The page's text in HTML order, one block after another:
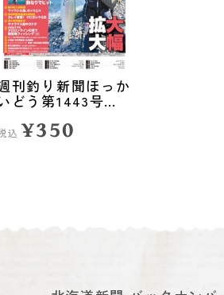
刊釣り新聞ほっか
どう第1443号
）
込 ¥350